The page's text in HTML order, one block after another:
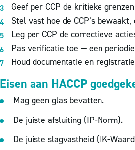
Geef per CCP de kritieke
Stel vast hoe de CCP’s
Leg per CCP de correctieve
Pas verificatie toe — een
Houd documentatie en
Eisen aan HACCP
Mag geen glas bevatten.
De juiste afsluiting (IP-Norm).
De juiste slagvastheid (IK-